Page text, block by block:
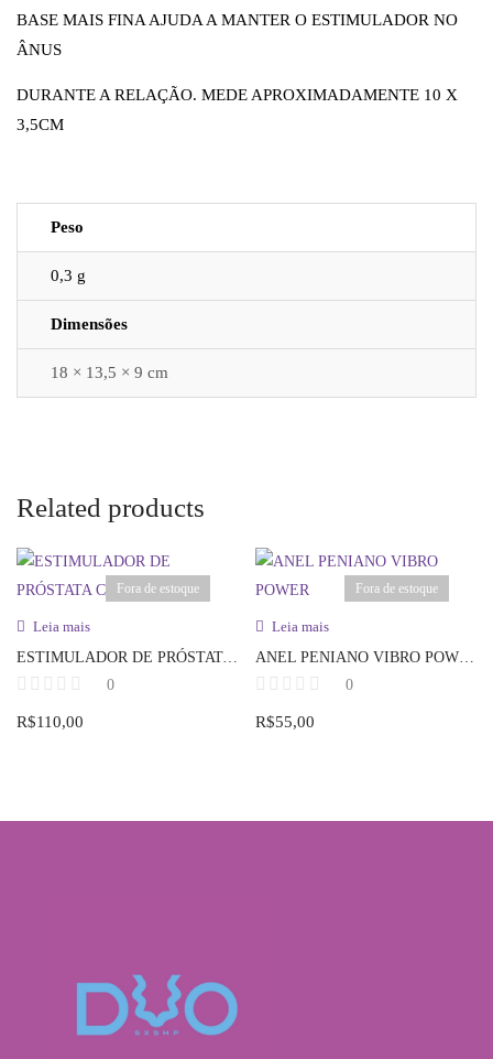
BASE MAIS FINA AJUDA A MANTER O ESTIMULADOR NO
ÂNUS
DURANTE A RELAÇÃO. MEDE APROXIMADAMENTE 10 X
3,5CM
Peso
0,3 g
Dimensões
18 × 13,5 × 9 cm
Related products
Fora de estoque
Leia mais
ESTIMULADOR DE PRÓSTATA COM VIBRO
0
R$110,00
Fora de estoque
Leia mais
ANEL PENIANO VIBRO POWER
0
R$55,00